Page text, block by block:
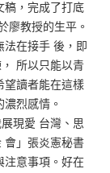
稿，完成了打底
廖教授的生平。
法在接手 後，即
所以只能以青
望讀者能在這樣
烈感情。
現愛 台灣、思
會」張炎憲秘書
注意事項。好在